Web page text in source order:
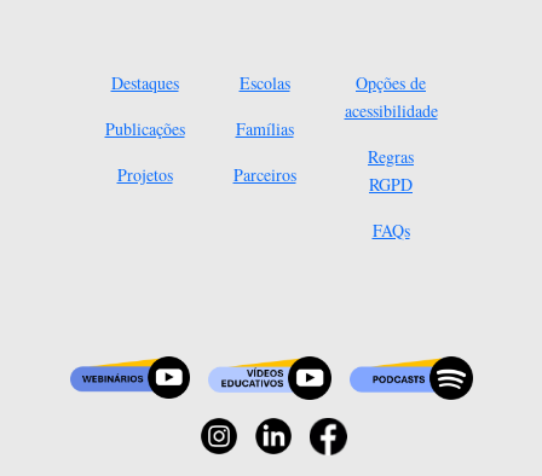
Destaques
Publicações
Projetos
Escolas
Famílias
Parceiros
Opções de
acessibilidade
Regras
RGPD
FAQs